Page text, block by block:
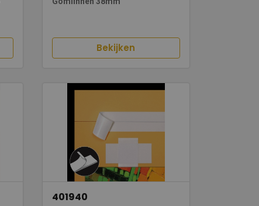
Bekijken
401940